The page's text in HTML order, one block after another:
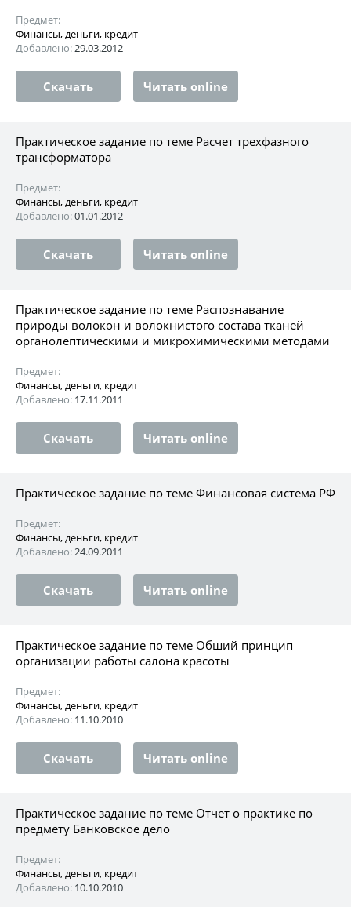
Предмет:
Финансы, деньги, кредит
Добавлено:29.03.2012
Скачать Читать online
Практическое задание по теме Расчет трехфазного
трансформатора
Предмет:
Финансы, деньги, кредит
Добавлено:01.01.2012
Скачать Читать online
Практическое задание по теме Распознавание
природы волокон и волокнистого состава тканей
органолептическими и микрохимическими методами
Предмет:
Финансы, деньги, кредит
Добавлено: 17.11.2011
Скачать Читать online
Практическое задание по теме Финансовая система РФ
Предмет:
Финансы, деньги, кредит
Добавлено:24.09.2011
Скачать Читать online
Практическое задание по теме Обший принцип
организации работы салона красоты
Предмет:
Финансы, деньги, кредит
Добавлено: 11.10.2010
Скачать Читать online
Практическое задание по теме Отчет о практике по
предмету Банковское дело
Предмет:
Финансы, деньги, кредит
Добавлено: 10.10.2010